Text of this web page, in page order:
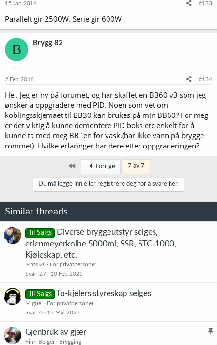
15 Jan 2016 #133
Parallelt gir 2500W. Serie gir 600W
B Brygg 82
2 Feb 2016 #134
Hei. Jeg er ny på forumet, og har skaffet en BB60 v3 som jeg
ønsker å oppgradere med PID. Noen som vet om
koblingsskjemaet til BB30 kan brukes på min BB60? For meg
er det viktig å kunne demontere PID boks etc enkelt for å
kunne ta med meg BB`en for vask.(har ikke vann på brygge
rommet). Hvilke erfaringer har dere etter oppgraderingen?
Først Forrige 7 av 7
Du må logge inn eller registrere deg for å svare her.
Similar threads
Til Salgs
Diverse bryggeutstyr selges,
erlenmeyerkolbe 5000ml, SSR, STC-1000,
Kjøleskap, etc.
Mats Ø.
For privatpersoner
Svar 27 10 Feb 2025
Til Salgs To-kjelers styreskap selges
Miguel
For privatpersoner
Svar 0 18 Mai 2023
K
Gjenbruk av gjær
Finn Berger
Brygging